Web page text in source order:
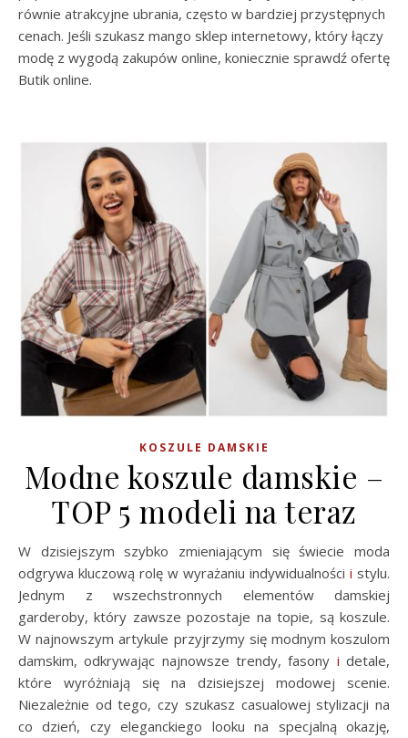
równie atrakcyjne ubrania, często w bardziej przystępnych
cenach. Jeśli szukasz mango sklep internetowy, który łączy
modę z wygodą zakupów online, koniecznie sprawdź ofertę
Butik online.
KOSZULE DAMSKIE
Modne koszule damskie –
TOP 5 modeli na teraz
W dzisiejszym szybko zmieniającym się świecie moda
odgrywa kluczową rolę w wyrażaniu indywidualności i stylu.
Jednym z wszechstronnych elementów damskiej
garderoby, który zawsze pozostaje na topie, są koszule.
W najnowszym artykule przyjrzymy się modnym koszulom
damskim, odkrywając najnowsze trendy, fasony i detale,
które wyróżniają się na dzisiejszej modowej scenie.
Niezależnie od tego, czy szukasz casualowej stylizacji na
co dzień, czy eleganckiego looku na specjalną okazję,